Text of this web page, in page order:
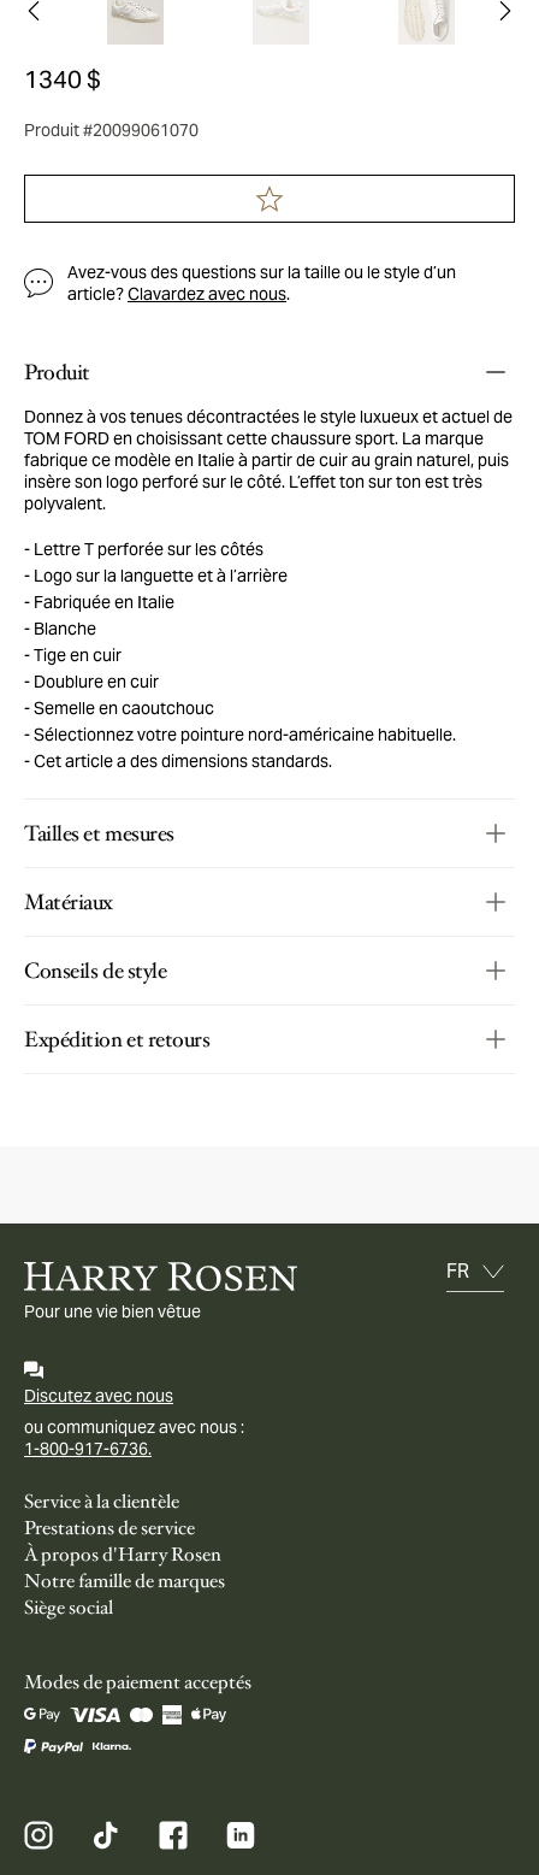
1340 $
Produit #20099061070
Avez-vous des questions sur la taille ou le style d’un
article?Clavardez avec nous.
Produit
Donnez à vos tenues décontractées le style luxueux et actuel de
TOM FORD en choisissant cette chaussure sport. La marque
fabrique ce modèle en Italie à partir de cuir au grain naturel, puis
insère son logo perforé sur le côté. L’effet ton sur ton est très
polyvalent.
Lettre T perforée sur les côtés
Logo sur la languette et à l’arrière
Fabriquée en Italie
Blanche
Tige en cuir
Doublure en cuir
Semelle en caoutchouc
Sélectionnez votre pointure nord-américaine habituelle.
Cet article a des dimensions standards.
Tailles et mesures
Matériaux
Conseils de style
Expédition et retours
Pour une vie bien vêtue
Discutez avec nous
ou communiquez avec nous :
1-800-917-6736.
Service à la clientèle
Prestations de service
À propos d'Harry Rosen
Notre famille de marques
Siège social
Modes de paiement acceptés